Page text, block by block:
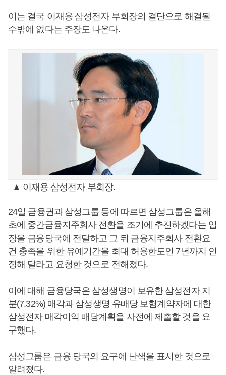
이는 결국 이재용 삼성전자 부회장의 결단으로 해결될
수밖에 없다는 주장도 나온다.
▲ 이재용 삼성전자 부회장.
24일 금융권과 삼성그룹 등에 따르면 삼성그룹은 올해
초에 중간금융지주회사 전환을 조기에 추진하겠다는 입
장을 금융당국에 전달하고 그 뒤 금융지주회사 전환요
건 충족을 위한 유예기간을 최대 허용한도인 7년까지 인
정해 달라고 요청한 것으로 전해졌다.
이에 대해 금융당국은 삼성생명이 보유한 삼성전자 지
분(7.32%) 매각과 삼성생명 유배당 보험계약자에 대한
삼성전자 매각이익 배당계획을 사전에 제출할 것을 요
구했다.
삼성그룹은 금융 당국의 요구에 난색을 표시한 것으로
알려졌다.